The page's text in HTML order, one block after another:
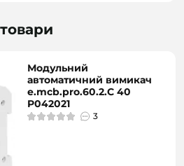
Модульний
автоматичний вимикач
e.mcb.pro.60.2.C 40
P042021
3